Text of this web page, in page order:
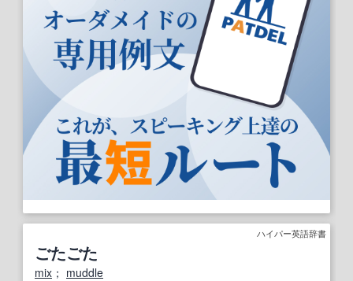
ハイパー英語辞書
ごたごた
mix ； muddle